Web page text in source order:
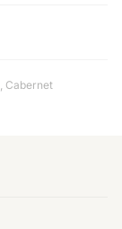
, Cabernet